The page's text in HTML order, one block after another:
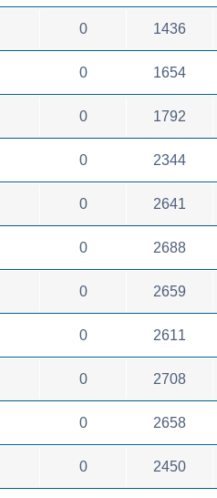
0 1436
0 1654
0 1792
0 2344
0 2641
0 2688
0 2659
0 2611
0 2708
0 2658
0 2450